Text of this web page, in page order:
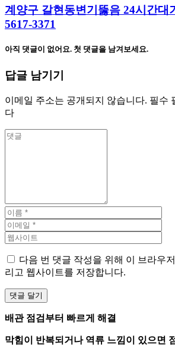
계양구 갈현동변기뚫음 24시간대
5617-3371
아직 댓글이 없어요. 첫 댓글을 남겨보세요.
답글 남기기
이메일 주소는 공개되지 않습니다. 필수
다
다음 번 댓글 작성을 위해 이 브라우
리고 웹사이트를 저장합니다.
배관 점검부터 빠르게 해결
막힘이 반복되거나 역류 느낌이 있으면